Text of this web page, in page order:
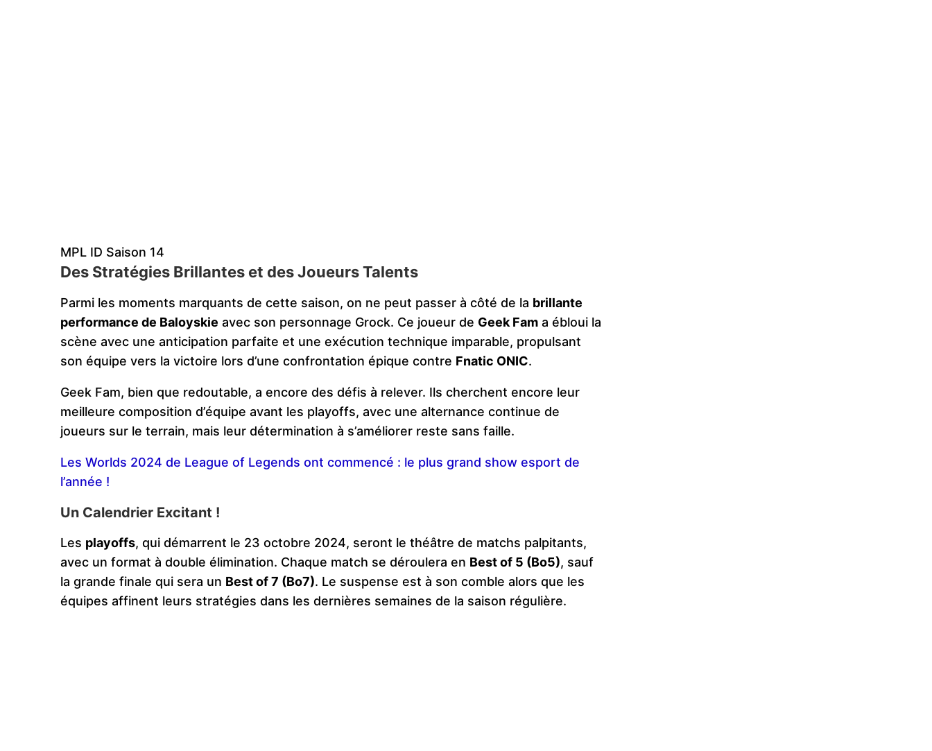
MPL ID Saison 14
Des Stratégies Brillantes et des Joueurs Talents
Parmi les moments marquants de cette saison, on ne peut passer à côté de la brillante
performance de Baloyskie avec son personnage Grock. Ce joueur de Geek Fam a ébloui la
scène avec une anticipation parfaite et une exécution technique imparable, propulsant
son équipe vers la victoire lors d’une confrontation épique contre Fnatic ONIC​.
Geek Fam, bien que redoutable, a encore des défis à relever. Ils cherchent encore leur
meilleure composition d’équipe avant les playoffs, avec une alternance continue de
joueurs sur le terrain, mais leur détermination à s’améliorer reste sans faille​.
Les Worlds 2024 de League of Legends ont commencé : le plus grand show esport de
l’année !
Un Calendrier Excitant !
Les playoffs, qui démarrent le 23 octobre 2024, seront le théâtre de matchs palpitants,
avec un format à double élimination. Chaque match se déroulera en Best of 5 (Bo5), sauf
la grande finale qui sera un Best of 7 (Bo7). Le suspense est à son comble alors que les
équipes affinent leurs stratégies dans les dernières semaines de la saison régulière​.